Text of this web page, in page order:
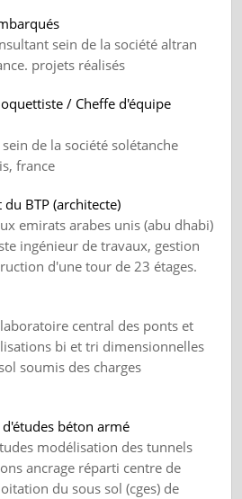
sein de la société altran
projets réalisés
/ Cheffe d'équipe
de la société solétanche
france
BTP (architecte)
emirats arabes unis (abu dhabi)
ingénieur de travaux, gestion
d'une tour de 23 étages.
central des ponts et
bi et tri dimensionnelles
soumis des charges
béton armé
modélisation des tunnels
ancrage réparti centre de
du sous sol (cges) de